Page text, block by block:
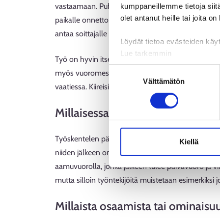
kumppaneillemme tietoja
olet antanut heille tai joita
Löydät tietoa evästeiden
Lue tarkemmin
Evästeet
Tietosuoja ja
Välttämätön
Kiellä
vastaamaan. Puhelu voi tulla esimerkiksi
paikalle onnettomuustilanteeseen auttamaan.
antaa soittajalle ohjeita, miten tilanteessa
Työ on hyvin itsenäistä, mutta en ole työpaikalla
myös vuoromestari, ylipäivystäjät ja muut
vaatiessa. Kiireisinä päivinä ei juuri ehdi jutella
Millaisessa työympäristössä tai
Työskentelen päivystyssalissa, ja työvuoroni
niiden jälkeen on niin kutsuttu nukkumispäivä ja
aamuvuorolla, jonka jälkeen tulee päivävuoro ja
mutta silloin työntekijöitä muistetaan esimerkiksi
Millaista osaamista tai